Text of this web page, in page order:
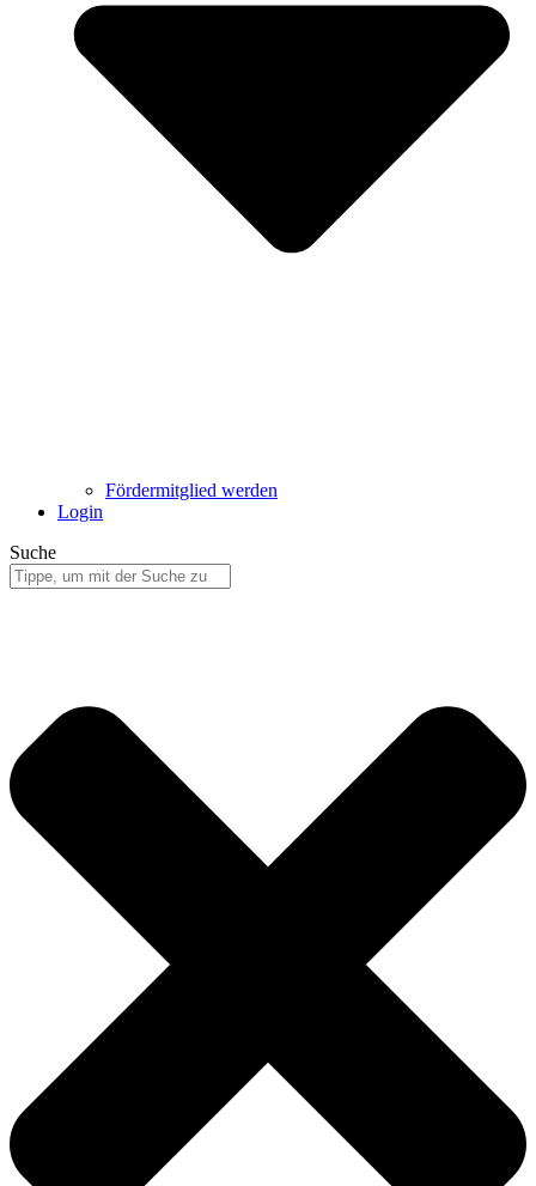
Fördermitglied werden
Login
Suche